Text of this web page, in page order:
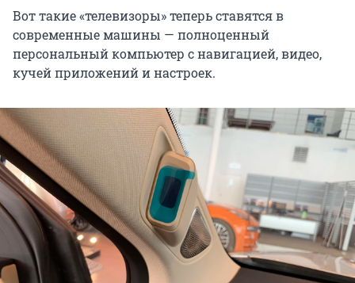
Вот такие «телевизоры» теперь ставятся в
современные машины — полноценный
персональный компьютер с навигацией, видео,
кучей приложений и настроек.